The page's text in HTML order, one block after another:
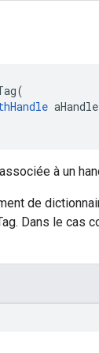
(
aHandle
à un
de
Dans le cas